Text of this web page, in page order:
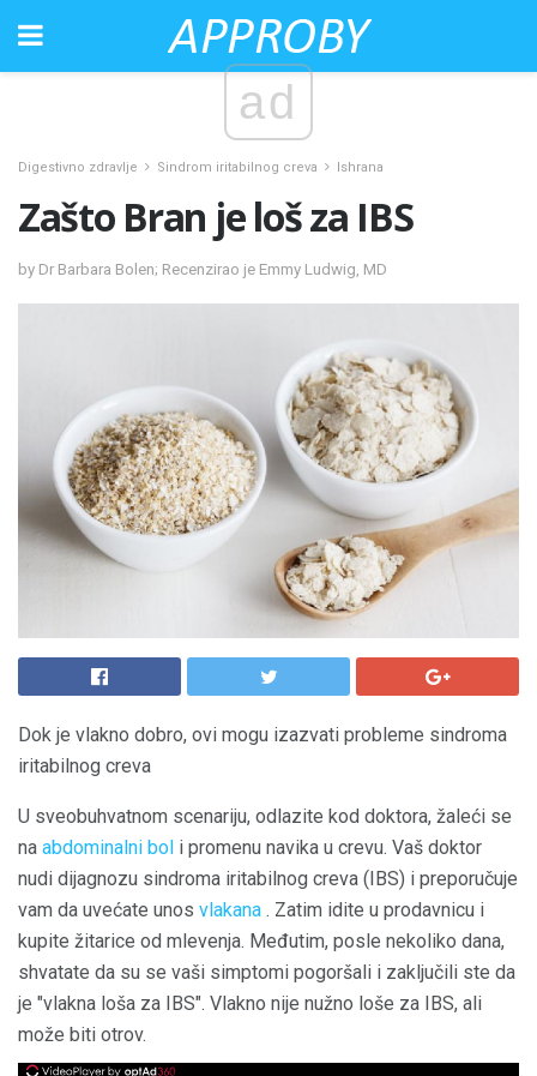
ad
Digestivno zdravlje Sindrom iritabilnog creva Ishrana
Zašto Bran je loš za IBS
by Dr Barbara Bolen; Recenzirao je Emmy Ludwig, MD
Dok je vlakno dobro, ovi mogu izazvati probleme sindroma
iritabilnog creva
U sveobuhvatnom scenariju, odlazite kod doktora, žaleći se
na abdominalni bol i promenu navika u crevu. Vaš doktor
nudi dijagnozu sindroma iritabilnog creva (IBS) i preporučuje
vam da uvećate unos vlakana . Zatim idite u prodavnicu i
kupite žitarice od mlevenja. Međutim, posle nekoliko dana,
shvatate da su se vaši simptomi pogoršali i zaključili ste da
je "vlakna loša za IBS". Vlakno nije nužno loše za IBS, ali
može biti otrov.